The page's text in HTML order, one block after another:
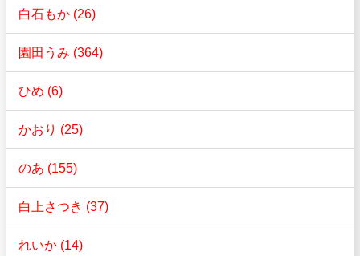
白石もか (26)
園田うみ (364)
ひめ (6)
かおり (25)
のあ (155)
白上さつき (37)
れいか (14)